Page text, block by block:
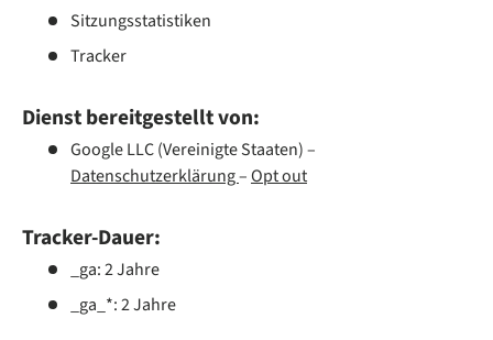
Sitzungsstatistiken
Tracker
Dienst bereitgestellt von:
Google LLC (Vereinigte Staaten) –
Datenschutzerklärung–Opt out
Tracker-Dauer:
_ga: 2 Jahre
_ga_*: 2 Jahre